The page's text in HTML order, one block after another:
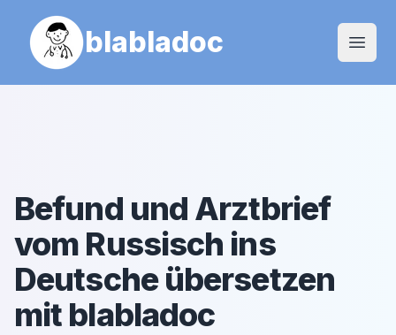
blabladoc Open
Befund und Arztbrief
vom Russisch ins
Deutsche übersetzen
mit blabladoc